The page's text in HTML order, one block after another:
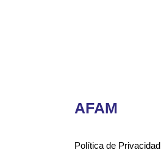
AFAM
Política de Privacidad